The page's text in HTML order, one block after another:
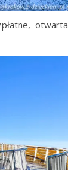
otwarta